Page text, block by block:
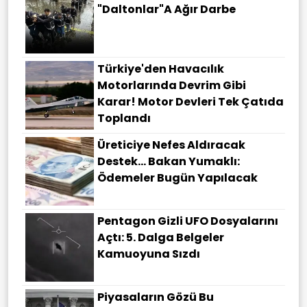
"Daltonlar"a Ağır Darbe
Türkiye'den Havacılık
Motorlarında Devrim Gibi
Karar! Motor Devleri Tek Çatıda
Toplandı
Üreticiye Nefes Aldıracak
Destek... Bakan Yumaklı:
Ödemeler Bugün Yapılacak
Pentagon Gizli UFO Dosyalarını
Açtı: 5. Dalga Belgeler
Kamuoyuna Sızdı
Piyasaların Gözü Bu